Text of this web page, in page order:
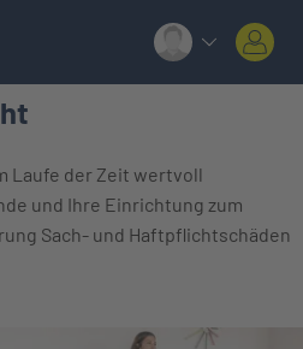
Laufe der Zeit wertvoll
und Ihre Einrichtung zum
Sach- und Haftpflichtschäden